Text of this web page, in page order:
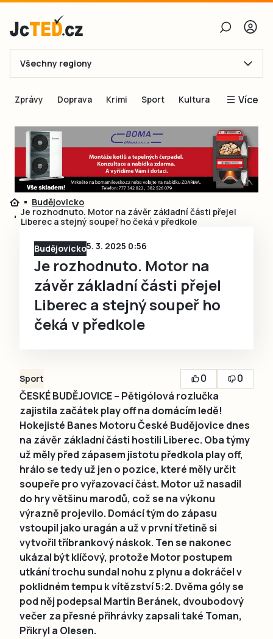
E-mail
Obnovit heslo
Přihlásit se
Přihlásit se přes Facebook
Ještě nemám účet, chci se
Všechny regiony
Zprávy Doprava Krimi Sport Kultura Více
Blogy
Inspirace
Čtenáři píší
Speciální přílohy
Budějovicko
Je rozhodnuto. Motor na závěr základní části přejel
Liberec a stejný soupeř ho čeká v předkole
Budějovicko5. 3. 2025 0:56
Je rozhodnuto. Motor na
závěr základní části přejel
Liberec a stejný soupeř ho
čeká v předkole
Sport 0
0
ČESKÉ BUDĚJOVICE – Pětigólová rozlučka
zajistila začátek play off na domácím ledě!
Hokejisté Banes Motoru České Budějovice dnes
na závěr základní části hostili Liberec. Oba týmy
už měly před zápasem jistotu předkola play off,
hrálo se tedy už jen o pozice, které měly určit
soupeře pro vyřazovací část. Motor už nasadil
do hry většinu marodů, což se na výkonu
výrazně projevilo. Domácí tým do zápasu
vstoupil jako uragán a už v první třetině si
vytvořil tříbrankový náskok. Ten se nakonec
ukázal být klíčový, protože Motor postupem
utkání trochu sundal nohu z plynu a dokráčel v
poklidném tempu k vítězství 5:2. Dvěma góly se
pod něj podepsal Martin Beránek, dvoubodový
večer za přesné přihrávky zapsali také Toman,
Přikryl a Olesen.